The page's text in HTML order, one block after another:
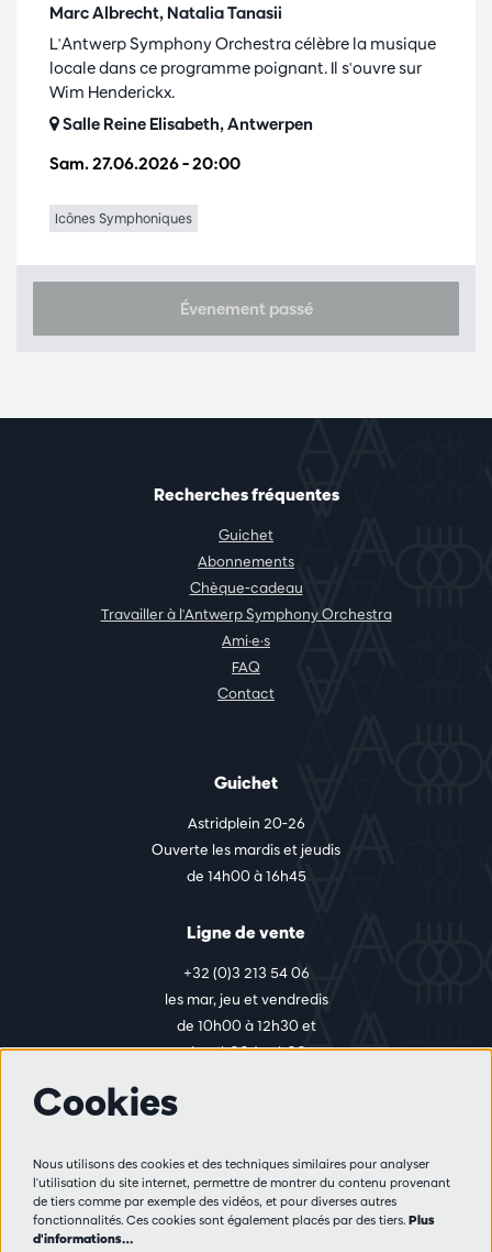
Marc Albrecht, Natalia Tanasii
Sam. 27.06.2026– 20:00
L'Antwerp Symphony Orchestra célèbre la musique
locale dans ce programme poignant. Il s'ouvre sur
Wim Henderickx.
Salle Reine Elisabeth, Antwerpen
Icônes Symphoniques
Évenement passé
Recherches fréquentes
Guichet
Abonnements
Chèque-cadeau
Travailler à l'Antwerp Symphony Orchestra
Ami·e·s
FAQ
Contact
Guichet
Astridplein 20-26
Ouverte les mardis et jeudis
de 14h00 à 16h45
Ligne de vente
+32 (0)3 213 54 06
les mar, jeu et vendredis
de 10h00 à 12h30 et
de 14h00 à 17h00
Règlement des visiteurs
Vie privée
Cookies
Nous utilisons des cookies et des techniques similaires pour analyser
l'utilisation du site internet, permettre de montrer du contenu provenant
de tiers comme par exemple des vidéos, et pour diverses autres
fonctionnalités. Ces cookies sont également placés par des tiers. Plus
d'informations…